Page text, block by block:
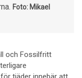
Foto: Mikael
och Fossilfritt